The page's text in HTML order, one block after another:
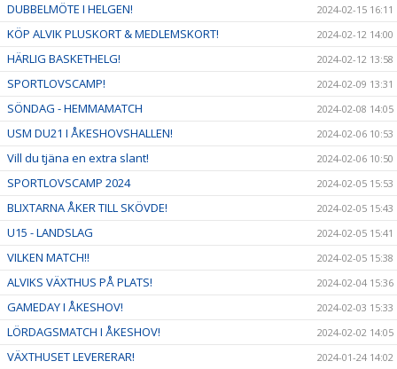
DUBBELMÖTE I HELGEN! 2024-02-15 16:11
KÖP ALVIK PLUSKORT & MEDLEMSKORT! 2024-02-12 14:00
HÄRLIG BASKETHELG! 2024-02-12 13:58
SPORTLOVSCAMP! 2024-02-09 13:31
SÖNDAG - HEMMAMATCH 2024-02-08 14:05
USM DU21 I ÅKESHOVSHALLEN! 2024-02-06 10:53
Vill du tjäna en extra slant! 2024-02-06 10:50
SPORTLOVSCAMP 2024 2024-02-05 15:53
BLIXTARNA ÅKER TILL SKÖVDE! 2024-02-05 15:43
U15 - LANDSLAG 2024-02-05 15:41
VILKEN MATCH!! 2024-02-05 15:38
ALVIKS VÄXTHUS PÅ PLATS! 2024-02-04 15:36
GAMEDAY I ÅKESHOV! 2024-02-03 15:33
LÖRDAGSMATCH I ÅKESHOV! 2024-02-02 14:05
VÄXTHUSET LEVERERAR! 2024-01-24 14:02